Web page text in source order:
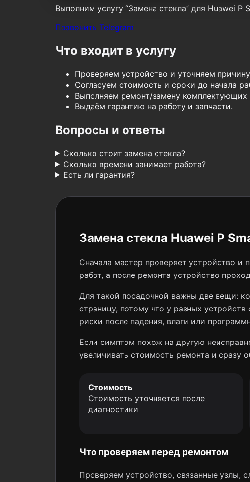
Выполним услугу “Замена стекла” для Huawei P
Позвонить Telegram
Что входит в услугу
Проверяем устройство и уточняем
Согласуем стоимость и сроки до начала
Выполняем ремонт/замену комплектующих
Выдаём гарантию на работу и запчасти.
Вопросы и ответы
Сколько стоит замена стекла?
Сколько времени занимает работа?
Есть ли гарантия?
Замена стекла Huawei P
Сначала мастер проверяет устройство и
работ, а после ремонта устройство
Для такой посадочной важны две вещи:
страницу, потому что у разных
риски после падения, влаги или
Если симптом похож на другую
увеличивать стоимость ремонта и сразу
Стоимость
Стоимость уточняется после
диагностики
Что проверяем перед ремонтом
Проверяем устройство, связанные узлы,